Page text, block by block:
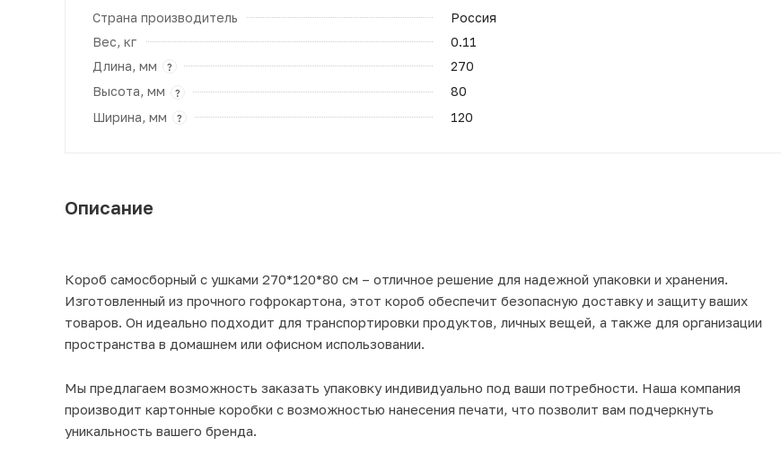
Страна производитель
Россия
Вес, кг
0.11
Длина, мм
?
270
Высота, мм
?
80
Ширина, мм
? 120
Описание
Короб самосборный с ушками 270*120*80 см – отличное решение для надежной упаковки и хранения.
Изготовленный из прочного гофрокартона, этот короб обеспечит безопасную доставку и защиту ваших
товаров. Он идеально подходит для транспортировки продуктов, личных вещей, а также для организации
пространства в домашнем или офисном использовании.
Мы предлагаем возможность заказать упаковку индивидуально под ваши потребности. Наша компания
производит картонные коробки с возможностью нанесения печати, что позволит вам подчеркнуть
уникальность вашего бренда.